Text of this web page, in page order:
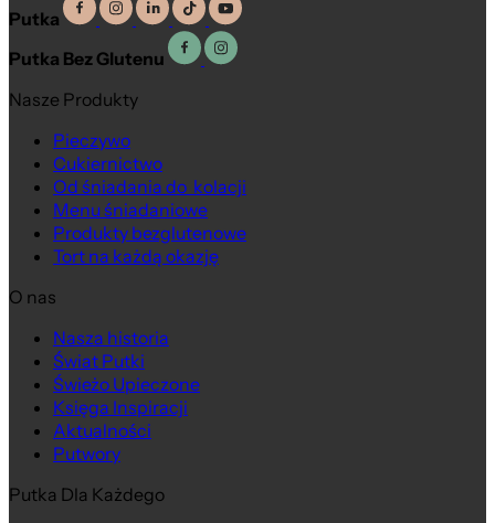
Putka
Putka Bez Glutenu
Nasze Produkty
Pieczywo
Cukiernictwo
Od śniadania do kolacji
Menu śniadaniowe
Produkty bezglutenowe
Tort na każdą okazję
O nas
Nasza historia
Świat Putki
Świeżo Upieczone
Księga Inspiracji
Aktualności
Putwory
Putka Dla Każdego